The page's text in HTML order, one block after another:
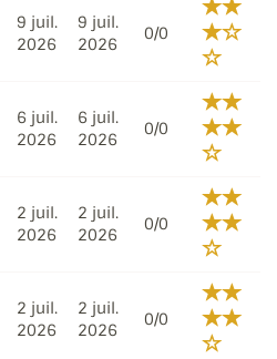
9 juil.
2026
9 juil.
2026
0/0
6 juil.
2026
6 juil.
2026
0/0
2 juil.
2026
2 juil.
2026
0/0
2 juil.
2026
2 juil.
2026
0/0